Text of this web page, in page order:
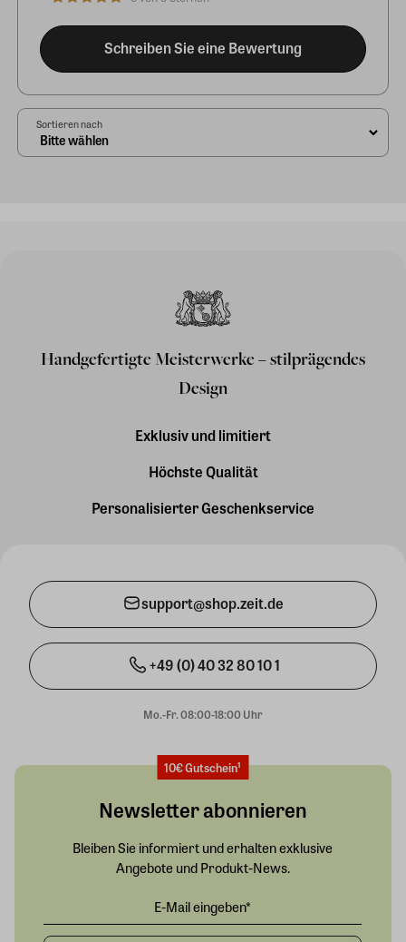
Schreiben Sie eine Bewertung
Sortieren nach
Handgefertigte Meisterwerke – stilprägendes
Design
Exklusiv und limitiert
Höchste Qualität
Personalisierter Geschenkservice
support@shop.zeit.de
+49 (0) 40 32 80 10 1
Mo.-Fr. 08:00-18:00 Uhr
10€ Gutschein¹
Newsletter abonnieren
Bleiben Sie informiert und erhalten exklusive
Angebote und Produkt-News.